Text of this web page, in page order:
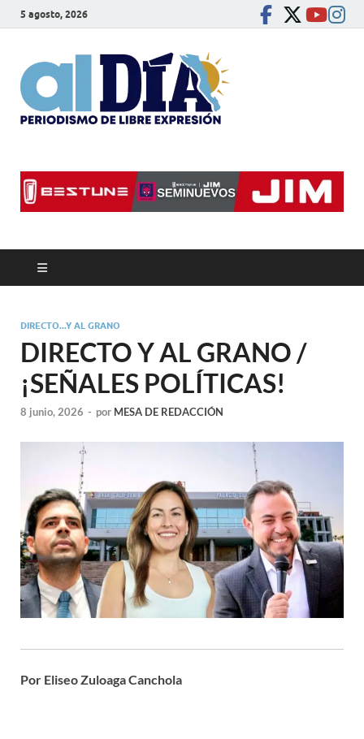
5 agosto, 2026
DIRECTO...Y AL GRANO
DIRECTO Y AL GRANO /
¡SEÑALES POLÍTICAS!
8 junio, 2026 - por MESA DE REDACCIÓN
Por Eliseo Zuloaga Canchola